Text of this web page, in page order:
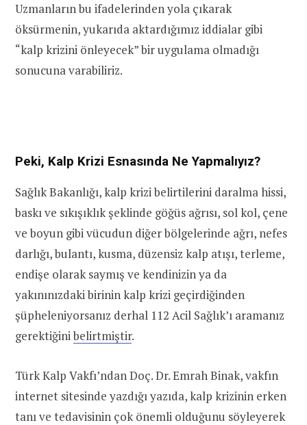
Uzmanların bu ifadelerinden yola çıkarak
öksürmenin, yukarıda aktardığımız iddialar gibi
“kalp krizini önleyecek” bir uygulama olmadığı
sonucuna varabiliriz.
Peki, Kalp Krizi Esnasında Ne Yapmalıyız?
Sağlık Bakanlığı, kalp krizi belirtilerini daralma hissi,
baskı ve sıkışıklık şeklinde göğüs ağrısı, sol kol, çene
ve boyun gibi vücudun diğer bölgelerinde ağrı, nefes
darlığı, bulantı, kusma, düzensiz kalp atışı, terleme,
endişe olarak saymış ve kendinizin ya da
yakınınızdaki birinin kalp krizi geçirdiğinden
şüpheleniyorsanız derhal 112 Acil Sağlık’ı aramanız
gerektiğinibelirtmiştir.
Türk Kalp Vakfı’ndan Doç. Dr. Emrah Binak, vakfın
internet sitesinde yazdığı yazıda, kalp krizinin erken
tanı ve tedavisinin çok önemli olduğunu söyleyerek